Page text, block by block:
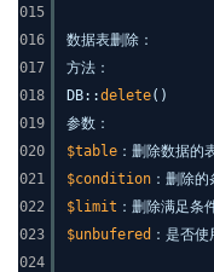
015
016
017
018
019
020
021
022
023
024
数据表删除：
方法：
DB::delete()
参数：
$table ：删除数据的
$condition ：删除
$limit ：删除满足条
$unbufered ：是否